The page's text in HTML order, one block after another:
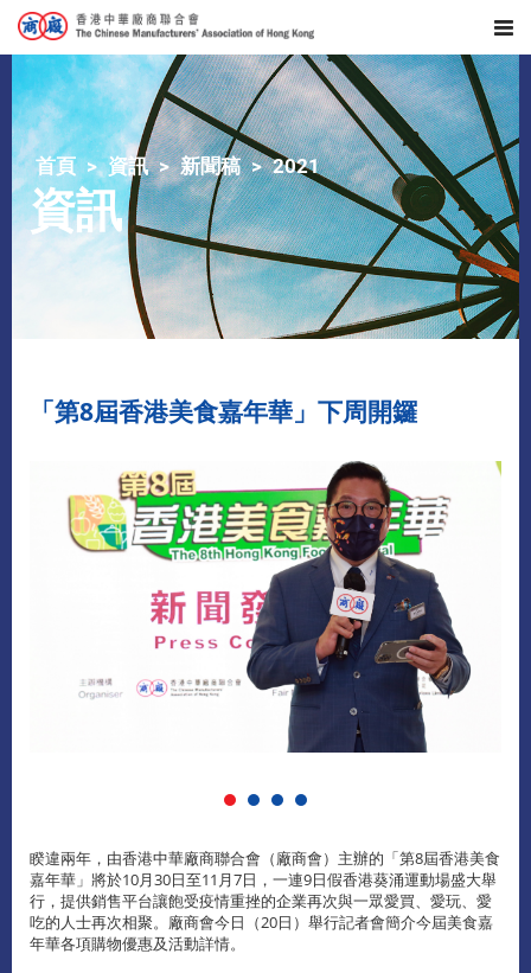
首頁 資訊 新聞稿 2021
資訊
「第8屆香港美食嘉年華」下周開鑼
睽違兩年，由香港中華廠商聯合會（廠商會）主辦的「第8屆香港美食
嘉年華」將於10月30日至11月7日，一連9日假香港葵涌運動場盛大舉
行，提供銷售平台讓飽受疫情重挫的企業再次與一眾愛買、愛玩、愛
吃的人士再次相聚。廠商會今日（20日）舉行記者會簡介今屆美食嘉
年華各項購物優惠及活動詳情。